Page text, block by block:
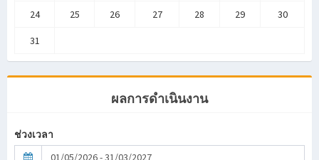
24 25 26 27 28 29 30
31
ผลการดำเนินงาน
ช่วงเวลา